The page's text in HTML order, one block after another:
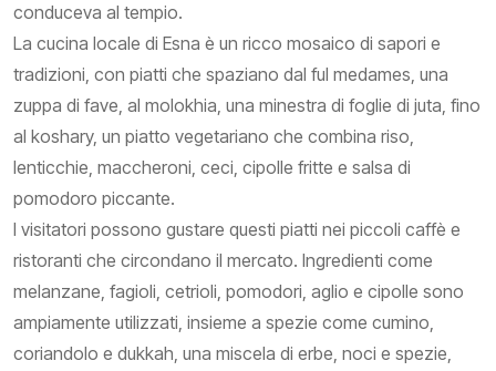
conduceva al tempio.
La cucina locale di Esna è un ricco mosaico di sapori e
tradizioni, con piatti che spaziano dal ful medames, una
zuppa di fave, al molokhia, una minestra di foglie di juta, fino
al koshary, un piatto vegetariano che combina riso,
lenticchie, maccheroni, ceci, cipolle fritte e salsa di
pomodoro piccante.
I visitatori possono gustare questi piatti nei piccoli caffè e
ristoranti che circondano il mercato. Ingredienti come
melanzane, fagioli, cetrioli, pomodori, aglio e cipolle sono
ampiamente utilizzati, insieme a spezie come cumino,
coriandolo e dukkah, una miscela di erbe, noci e spezie,